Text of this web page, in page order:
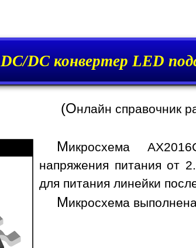
DC/DC конвертер LED
(Онлайн справочник
Микросхема
напряжения питания от
для питания линейки
Микросхема